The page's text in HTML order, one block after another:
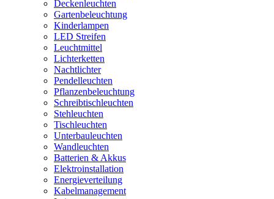
Deckenleuchten
Gartenbeleuchtung
Kinderlampen
LED Streifen
Leuchtmittel
Lichterketten
Nachtlichter
Pendelleuchten
Pflanzenbeleuchtung
Schreibtischleuchten
Stehleuchten
Tischleuchten
Unterbauleuchten
Wandleuchten
Batterien & Akkus
Elektroinstallation
Energieverteilung
Kabelmanagement